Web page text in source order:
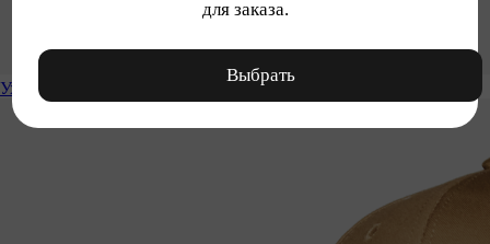
Уход
для заказа.
Выбрать